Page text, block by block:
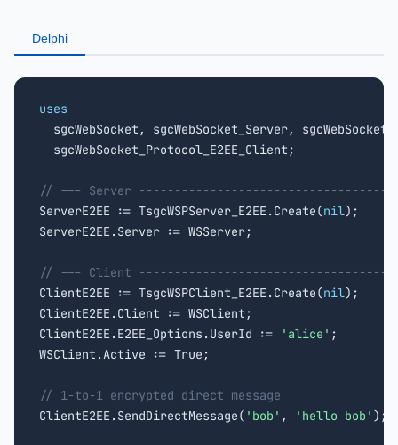
Delphi
uses
sgcWebSocket, sgcWebSocket_Server,
  sgcWebSocket_Protocol_E2EE_Client;
// --- Server
ServerE2EE := TsgcWSPServer_E2EE.Create(nil);
ServerE2EE.Server := WSServer;
// --- Client
ClientE2EE := TsgcWSPClient_E2EE.Create(nil);
ClientE2EE.Client := WSClient;
ClientE2EE.E2EE_Options.UserId :=
'alice' ;
WSClient.Active := True;
// 1-to-1 encrypted direct message
ClientE2EE.SendDirectMessage( 'bob' , 'hello bob' );